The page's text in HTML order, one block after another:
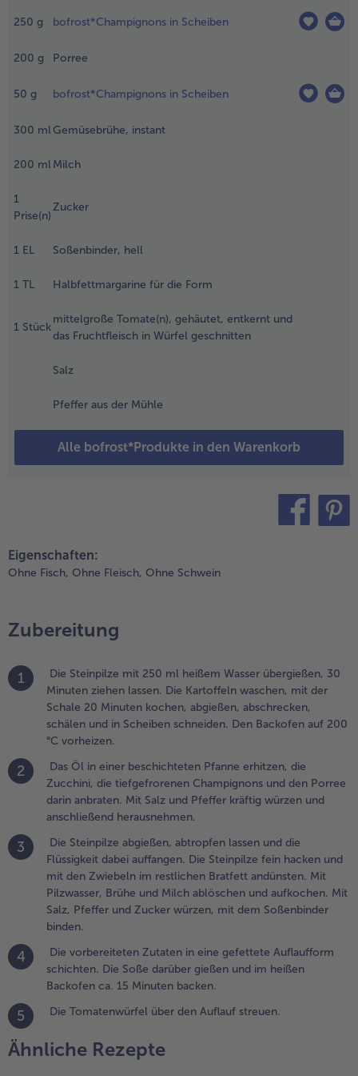
250 g bofrost*Champignons in Scheiben
200 g Porree
50 g bofrost*Champignons in Scheiben
300 ml Gemüsebrühe, instant
200 ml Milch
1
Prise(n)
Zucker
1 EL Soßenbinder, hell
1 TL Halbfettmargarine für die Form
1 Stück
mittelgroße Tomate(n), gehäutet, entkernt und
das Fruchtfleisch in Würfel geschnitten
Salz
Pfeffer aus der Mühle
Alle bofrost*Produkte in den Warenkorb
Schale
Scheiben
°C
die
Mit
und
kräftig
hacken
mit den
im
und
Salz,
und
Eigenschaften:
Ohne Fisch, Ohne Fleisch, Ohne Schwein
Zubereitung
1
Die Steinpilze mit 250 ml heißem Wasser übergießen, 30
Minuten ziehen lassen. Die Kartoffeln waschen, mit der
Schale 20 Minuten kochen, abgießen, abschrecken,
schälen und in Scheiben schneiden. Den Backofen auf 200
°C vorheizen.
2
Das Öl in einer beschichteten Pfanne erhitzen, die
Zucchini, die tiefgefrorenen Champignons und den Porree
darin anbraten. Mit Salz und Pfeffer kräftig würzen und
anschließend herausnehmen.
3
Die Steinpilze abgießen, abtropfen lassen und die
Flüssigkeit dabei auffangen. Die Steinpilze fein hacken und
mit den Zwiebeln im restlichen Bratfett andünsten. Mit
Pilzwasser, Brühe und Milch ablöschen und aufkochen. Mit
Salz, Pfeffer und Zucker würzen, mit dem Soßenbinder
binden.
4
Die vorbereiteten Zutaten in eine gefettete Auflaufform
schichten. Die Soße darüber gießen und im heißen
Backofen ca. 15 Minuten backen.
5 Die Tomatenwürfel über den Auflauf streuen.
Ähnliche Rezepte